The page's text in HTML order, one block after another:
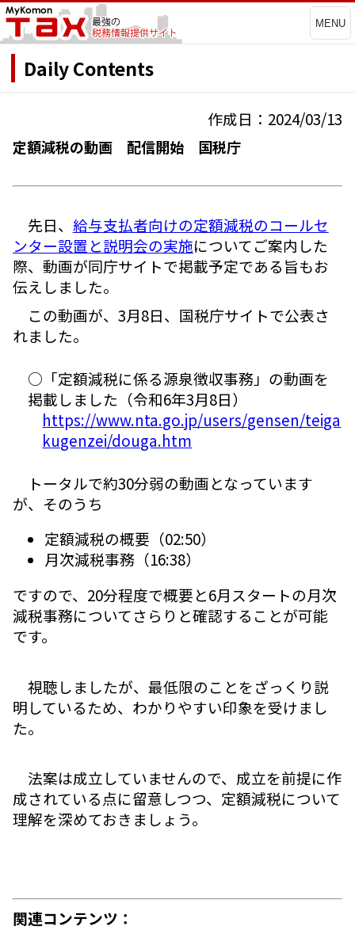
MENU
Daily Contents
作成日：2024/03/13
定額減税の動画 配信開始 国税庁
先日、 給与支払者向けの定額減税のコールセ
ンター設置と説明会の実施についてご案内した
際、動画が同庁サイトで掲載予定である旨もお
伝えしました。
この動画が、3月8日、国税庁サイトで公表さ
れました。
○「定額減税に係る源泉徴収事務」の動画を
掲載しました（令和6年3月8日）
https://www.nta.go.jp/users/gensen/teiga
kugenzei/douga.htm
トータルで約30分弱の動画となっています
が、そのうち
定額減税の概要（02:50）
月次減税事務（16:38）
ですので、20分程度で概要と6月スタートの月次
減税事務についてさらりと確認することが可能
です。
視聴しましたが、最低限のことをざっくり説
明しているため、わかりやすい印象を受けまし
た。
法案は成立していませんので、成立を前提に作
成されている点に留意しつつ、定額減税について
理解を深めておきましょう。
関連コンテンツ：